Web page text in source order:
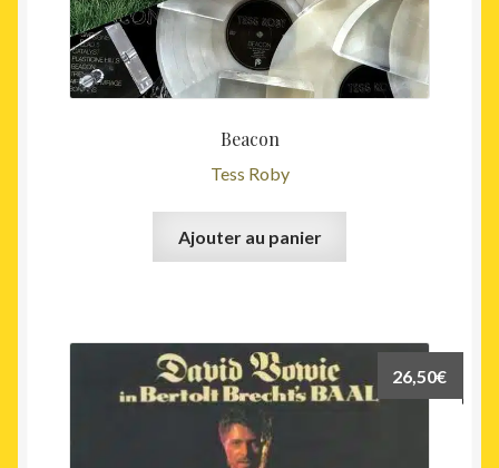
Beacon
Tess Roby
Ajouter au panier
26,50€